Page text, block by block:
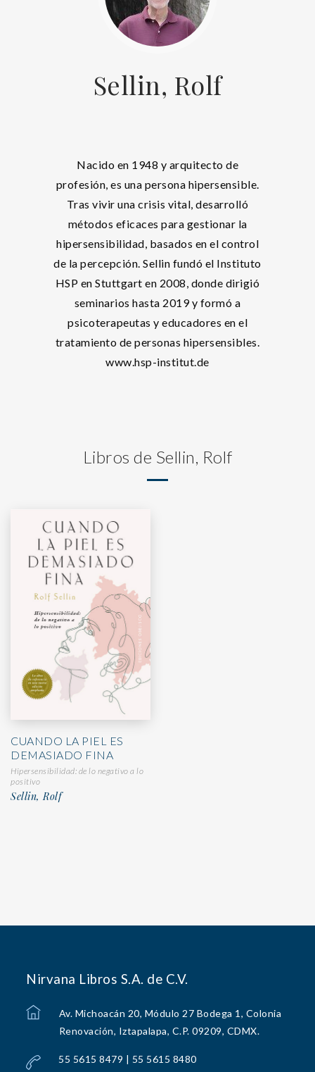
Sellin, Rolf
Nacido en 1948 y arquitecto de
profesión, es una persona hipersensible.
Tras vivir una crisis vital, desarrolló
métodos eficaces para gestionar la
hipersensibilidad, basados en el control
de la percepción. Sellin fundó el Instituto
HSP en Stuttgart en 2008, donde dirigió
seminarios hasta 2019 y formó a
psicoterapeutas y educadores en el
tratamiento de personas hipersensibles.
www.hsp-institut.de
Libros de Sellin, Rolf
CUANDO LA PIEL ES
DEMASIADO FINA
Hipersensibilidad: de lo negativo a lo
positivo
Sellin, Rolf
Nirvana Libros S.A. de C.V.
Av. Michoacán 20, Módulo 27 Bodega 1, Colonia
Renovación, Iztapalapa, C.P. 09209, CDMX.
55 5615 8479 | 55 5615 8480